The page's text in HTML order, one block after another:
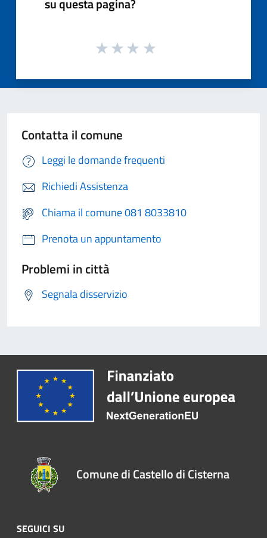
Contatta il comune
Leggi le domande frequenti
Richiedi Assistenza
Chiama il comune 081 8033810
Prenota un appuntamento
Problemi in città
Segnala disservizio
Comune di Castello di Cisterna
SEGUICI SU